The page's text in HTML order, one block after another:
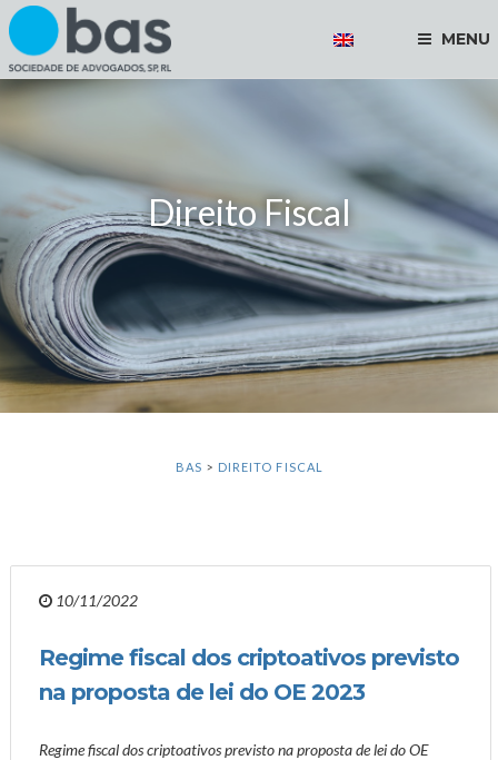
MENU
Direito Fiscal
BAS > DIREITO FISCAL
10/11/2022
Regime fiscal dos criptoativos previsto
na proposta de lei do OE 2023
Regime fiscal dos criptoativos previsto na proposta de lei do OE